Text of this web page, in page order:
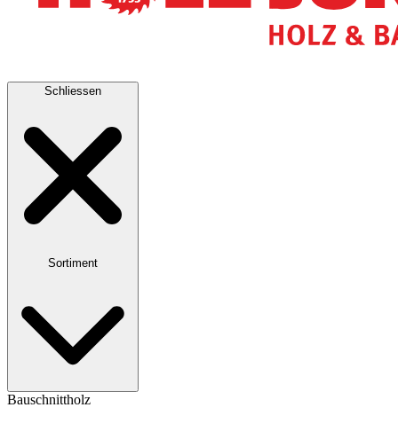
Schliessen
Sortiment
Bauschnittholz